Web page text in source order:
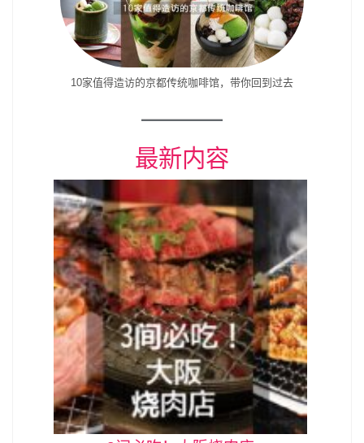
10家值得造访的京都传统咖啡馆，带你回到过去
最新内容